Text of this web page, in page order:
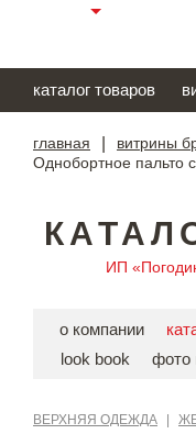
каталог товаров
главная витрины
Однобортное пальто
ИП
о компании
look book
фото
ВЕРХНЯЯ ОДЕЖДА